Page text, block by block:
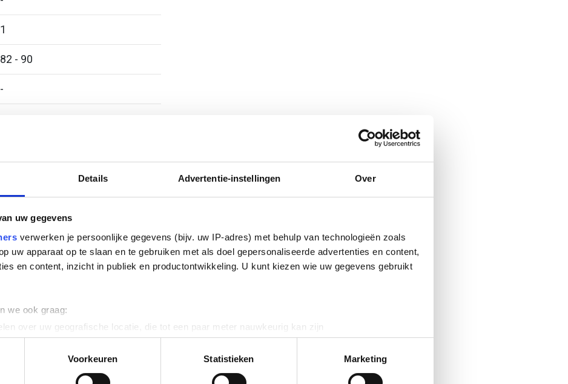
Details Advertentie-instellingen Over
uw gegevens
verwerken je persoonlijke gegevens (bijv. uw IP-adres) met behulp van technologieën zoals
uw apparaat op te slaan en te gebruiken met als doel gepersonaliseerde advertenties en content,
en content, inzicht in publiek en productontwikkeling. U kunt kiezen wie uw gegevens gebruikt
we ook graag:
over uw geografische locatie, die tot een paar meter nauwkeurig kan zijn
door het actief te scannen op specifieke eigenschappen (fingerprinting)
persoonlijke gegevens worden verwerkt en stel uw voorkeuren in het
detailgedeeltein. U kunt uw
wijzigen of intrekken in de Cookieverklaring.
Voorkeuren Statistieken Marketing
1
82 - 90
-
Zink/nikkel legering
Staal
Nee
verzinkt)